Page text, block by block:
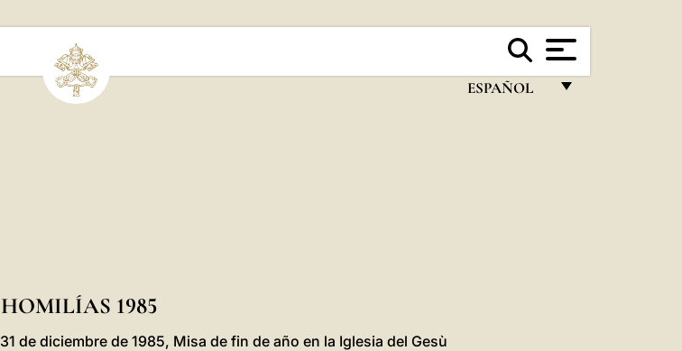
ESPAÑOL
HOMILÍAS 1985
31 de diciembre de 1985, Misa de fin de año en la Iglesia del Gesù